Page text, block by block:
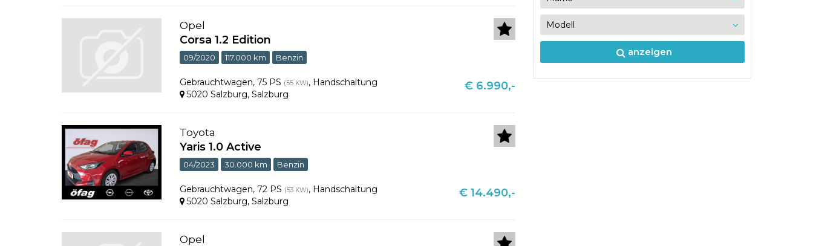
anzeigen
Opel
Corsa 1.2 Edition
09/2020 117.000 km Benzin
Gebrauchtwagen, 75 PS (55 KW), Handschaltung
5020 Salzburg, Salzburg
€ 6.990,-
Toyota
Yaris 1.0 Active
04/2023 30.000 km Benzin
Gebrauchtwagen, 72 PS (53 KW), Handschaltung
5020 Salzburg, Salzburg
€ 14.490,-
Opel